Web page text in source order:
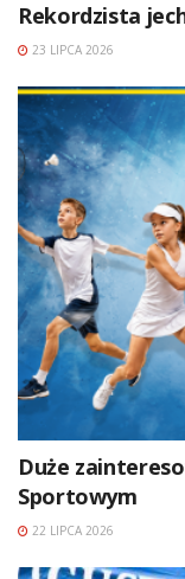
Rekordzista
23 LIPCA 2026
Duże
Sportowym
22 LIPCA 2026